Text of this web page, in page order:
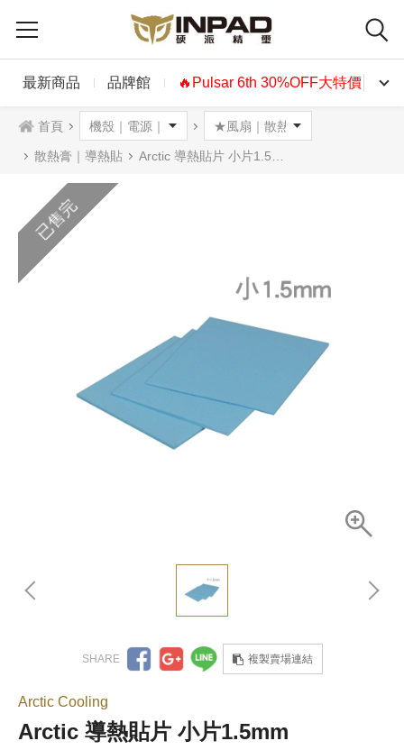
最新商品 品牌館 🔥Pulsar 6th 30%OFF大特價🔥
首頁
散熱膏｜導熱貼 Arctic 導熱貼片 小片1.5mm
已售完
複製賣場連結
Arctic Cooling
Arctic 導熱貼片 小片1.5mm